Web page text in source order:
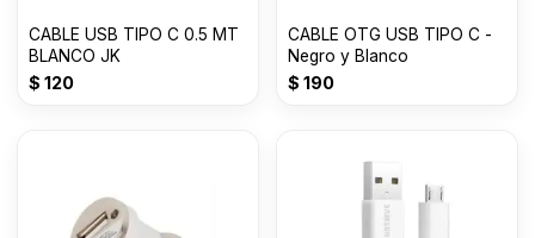
CABLE USB TIPO C 0.5 MT
BLANCO JK
$ 120
CABLE OTG USB TIPO C -
Negro y Blanco
$ 190